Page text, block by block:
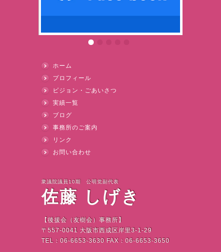
ホーム
プロフィール
ビジョン・ごあいさつ
実績一覧
ブログ
事務所のご案内
リンク
お問い合わせ
衆議院議員10期 公明党副代表
佐藤 しげき
【後援会（友樹会）事務所】
〒 557-0041 大阪市西成区岸里3-1-29
TEL ： 06-6653-3630 FAX ： 06-6653-3650